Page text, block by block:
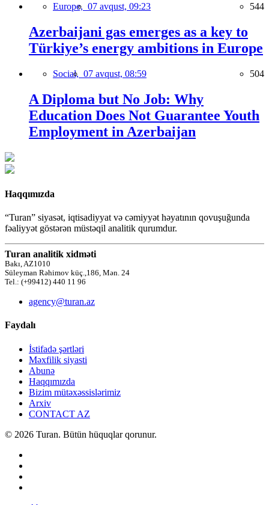
Europe, 07 avqust, 09:23 544
Azerbaijani gas emerges as a key to
Türkiye’s energy ambitions in Europe
Social, 07 avqust, 08:59 504
A Diploma but No Job: Why
Education Does Not Guarantee Youth
Employment in Azerbaijan
Haqqımızda
“Turan” siyasət, iqtisadiyyat və cəmiyyət həyatının qovuşuğunda
fəaliyyət göstərən müstəqil analitik qurumdur.
Turan analitik xidməti
Bakı, AZ1010
Süleyman Rəhimov küç.,186, Mən. 24
Tel.: (+99412) 440 11 96
agency@turan.az
Faydalı
İstifadə şərtləri
Məxfilik siyasti
Abunə
Haqqımızda
Bizim mütəxəssislərimiz
Arxiv
CONTACT AZ
© 2026 Turan. Bütün hüquqlar qorunur.